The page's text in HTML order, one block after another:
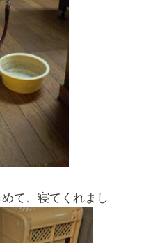
て、寝てくれまし